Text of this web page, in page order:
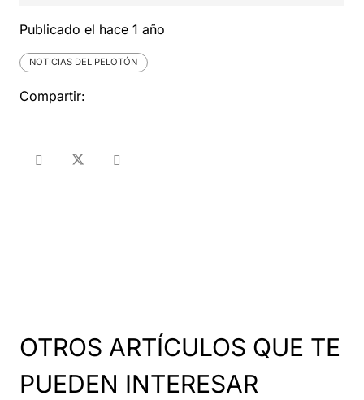
Publicado el hace 1 año
NOTICIAS DEL PELOTÓN
Compartir:
OTROS ARTÍCULOS QUE TE
PUEDEN INTERESAR